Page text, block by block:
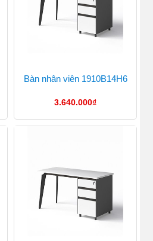
Bàn nhân viên 1910B14H6
3.640.000₫